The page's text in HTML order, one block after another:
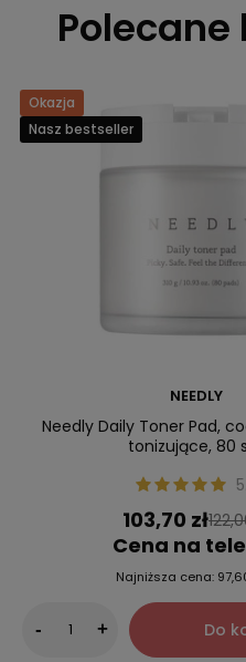
Okazja
Nasz bestseller
NEEDLY
Needly Daily Toner Pad,
tonizujące, 80
103,70 zł
Cena na
Najniższa cena:
- + Do